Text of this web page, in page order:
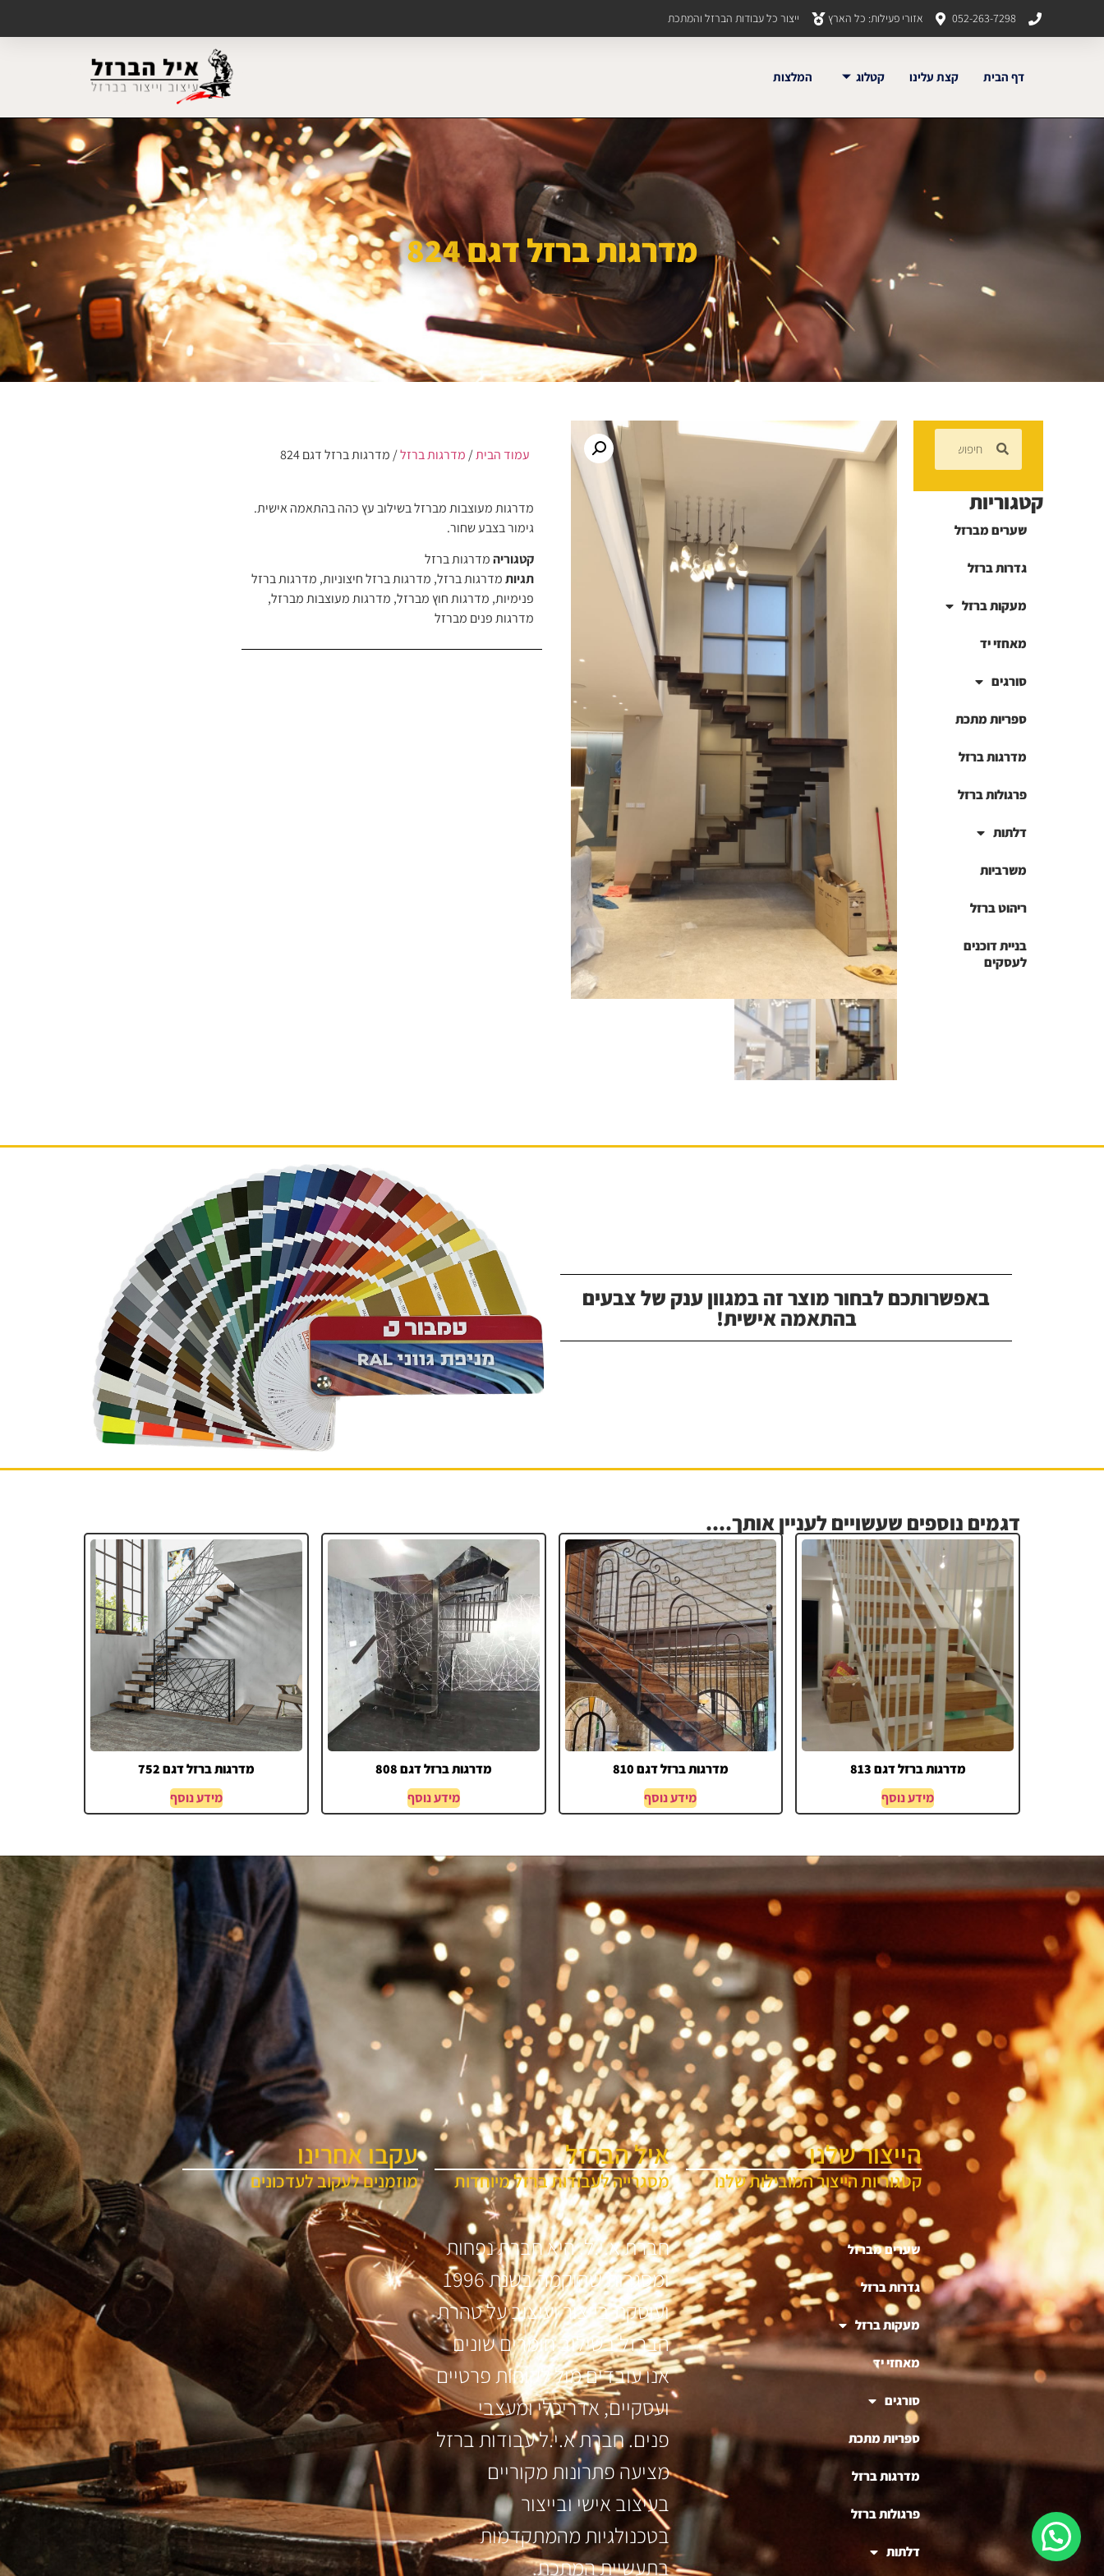
052-263-7298 אזורי פעילות: כל הארץ ייצור כל עבודות הברזל והמתכת
דף הבית קצת עלינו קטלוג המלצות
מדרגות ברזל דגם 824
קטגוריות
שערים מברזל
גדרות ברזל
מעקות ברזל
מאחזי יד
סורגים
ספריות מתכת
מדרגות ברזל
פרגולות ברזל
דלתות
משרביות
ריהוט ברזל
בניית דוכנים
לעסקים
עמוד הבית/ מדרגות ברזל/ מדרגות ברזל דגם 824
מדרגות מעוצבות מברזל בשילוב עץ כהה בהתאמה אישית.
גימור בצבע שחור.
קטגוריה מדרגות ברזל
תגיות מדרגות ברזל, מדרגות ברזל חיצוניות, מדרגות ברזל
פנימיות, מדרגות חוץ מברזל, מדרגות מעוצבות מברזל,
מדרגות פנים מברזל
באפשרותכם לבחור מוצר זה במגוון ענק של צבעים
בהתאמה אישית!
דגמים נוספים שעשויים לעניין אותך....
מדרגות ברזל דגם 813
מידע נוסף
מדרגות ברזל דגם 810
מידע נוסף
מדרגות ברזל דגם 808
מידע נוסף
מדרגות ברזל דגם 752
מידע נוסף
הייצור שלנו
קטגוריות הייצור המובילות שלנו
שערים מברזל
גדרות ברזל
מעקות ברזל
מאחזי יד
סורגים
ספריות מתכת
מדרגות ברזל
פרגולות ברזל
דלתות
איל הברזל
מסגרייה לעבודות ברזל מיוחדות
חברת א.י.ל. היא חברת נפחות
ומסגרות שהוקמה בשנת 1996
ועוסקת בייצור ועיצוב על טהרת
הברזל בשילוב חומרים שונים
אנו עובדים מול לקוחות פרטיים
ועסקיים, אדריכלי ומעצבי
פנים. חברת א.י.ל עבודות ברזל
מציעה פתרונות מקוריים
בעיצוב אישי ובייצור
בטכנולגיות מהמתקדמות
בתעשיית המתכת.
עקבו אחרינו
מוזמנים לעקוב לעדכונים